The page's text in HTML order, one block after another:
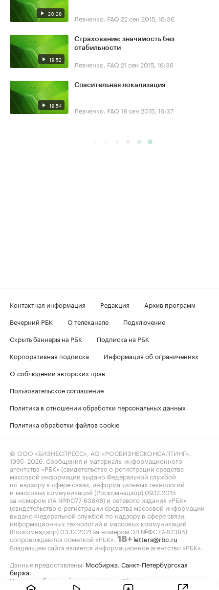
20:28 Левченко. FAQ 22 сен 2015, 16:36
19:52
Страхование: значимость без
стабильности
Левченко. FAQ 21 сен 2015, 16:36
19:54
Спасительная локализация
Левченко. FAQ 18 сен 2015, 16:37
Контактная информация Редакция
Архив программ
Вечерний РБК
О телеканале
Подключение
Скрыть баннеры на РБК
Подписка на РБК
Корпоративная подписка
Информация об ограничениях
О соблюдении авторских прав
Пользовательское соглашение
Политика в отношении обработки персональных данных
Политика обработки файлов cookie
© ООО «БИЗНЕСПРЕСС», АО «РОСБИЗНЕСКОНСАЛТИНГ»,
1995–2026 . Сообщения и материалы информационного
агентства «РБК» (свидетельство о регистрации средства
массовой информации выдано Федеральной службой
по надзору в сфере связи, информационных технологий
и массовых коммуникаций (Роскомнадзор) 09.12.2015
за номером ИА №ФС77-63848) и сетевого издания «РБК»
(свидетельство о регистрации средства массовой информации
выдано Федеральной службой по надзору в сфере связи,
информационных технологий и массовых коммуникаций
(Роскомнадзор) 03.12.2021 за номером ЭЛ №ФС77-82385)
сопровождаются пометкой «РБК». 18+ letters@rbc.ru
Владельцем сайта является информационное агентство «РБК».
Данные предоставлены: Мосбиржа Санкт-Петербургская
биржа
Индексы облигаций предоставлены Cbonds.